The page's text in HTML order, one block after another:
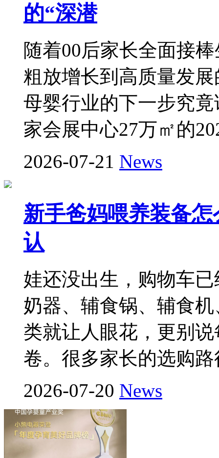
的“深潜
随着00后家长全面接
粗放增长到高质量发
母婴行业的下一步究
家会展中心27万㎡的
2026-07-21 News
新手爸妈喂养装备
认
娃还没出生，购物车
奶器、辅食锅、辅食
类就让人眼花，更别
卷。很多家长的选购路
2026-07-20 News